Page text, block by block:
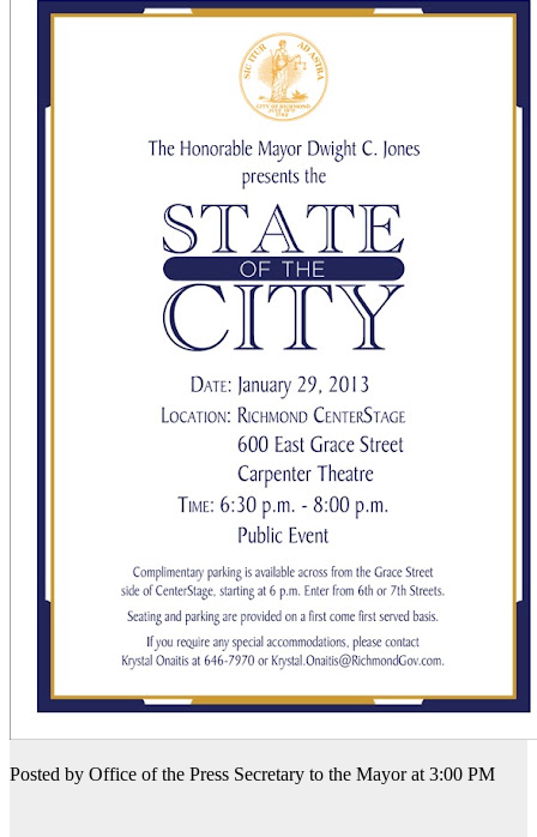
Posted by Office of the Press Secretary to the Mayor at 3:00 PM